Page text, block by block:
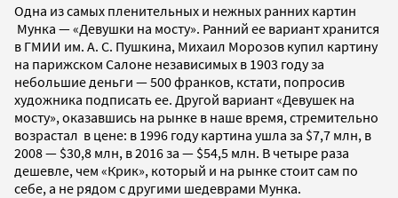
Одна из самых пленительных и нежных ранних картин
Мунка — «Девушки на мосту». Ранний ее вариант хранится
в ГМИИ им. А. С. Пушкина, Михаил Морозов купил картину
на парижском Салоне независимых в 1903 году за
небольшие деньги — 500 франков, кстати, попросив
художника подписать ее. Другой вариант «Девушек на
мосту», оказавшись на рынке в наше время, стремительно
возрастал в цене: в 1996 году картина ушла за $7,7 млн, в
2008 — $30,8 млн, в 2016 за — $54,5 млн. В четыре раза
дешевле, чем «Крик», который и на рынке стоит сам по
себе, а не рядом с другими шедеврами Мунка.